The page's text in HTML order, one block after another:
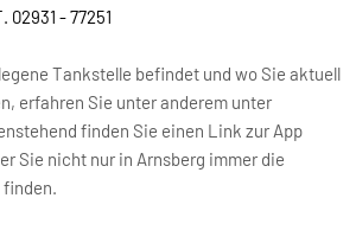
02931 - 77251
Tankstelle befindet und wo Sie aktuell
erfahren Sie unter anderem unter
finden Sie einen Link zur App
Sie nicht nur in Arnsberg immer die